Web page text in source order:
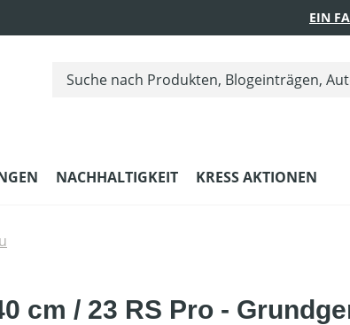
EIN
NACHHALTIGKEIT KRESS AKTIONEN
cm / 23 RS Pro -